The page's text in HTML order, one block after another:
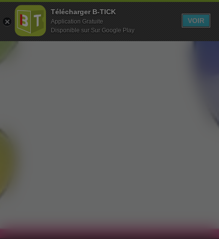
Télécharger B-TICK
Application Gratuite
Disponible sur Sur Google Play
VOIR